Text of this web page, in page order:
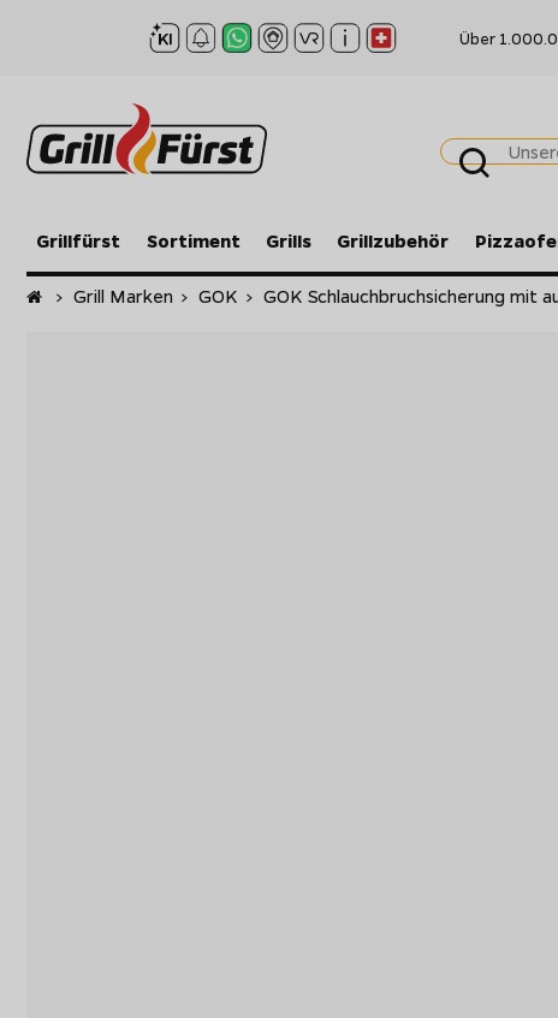
Über
Grillfürst Sortiment Grills Grillzubehör
Startseite
> Grill Marken > GOK > GOK Schlauchbruchsicherung mit